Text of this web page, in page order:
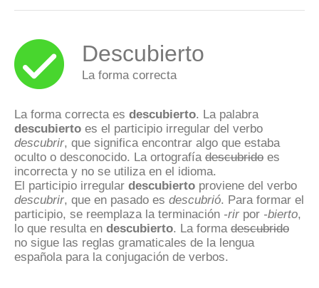
Descubierto
La forma correcta
La forma correcta es descubierto . La palabra
descubierto es el participio irregular del verbo
descubrir , que significa encontrar algo que estaba
oculto o desconocido. La ortografía descubrido es
incorrecta y no se utiliza en el idioma.
El participio irregular descubierto proviene del verbo
descubrir , que en pasado es descubrió . Para formar el
participio, se reemplaza la terminación -rir por -bierto
lo que resulta en descubierto . La forma descubrido
no sigue las reglas gramaticales de la lengua
española para la conjugación de verbos.